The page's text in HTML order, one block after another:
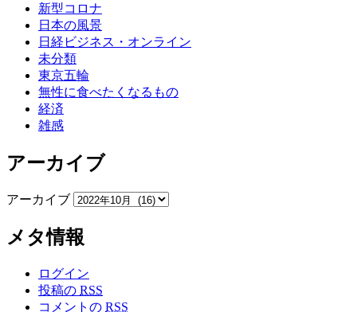
新型コロナ
日本の風景
日経ビジネス・オンライン
未分類
東京五輪
無性に食べたくなるもの
経済
雑感
アーカイブ
アーカイブ
メタ情報
ログイン
投稿の RSS
コメントの RSS